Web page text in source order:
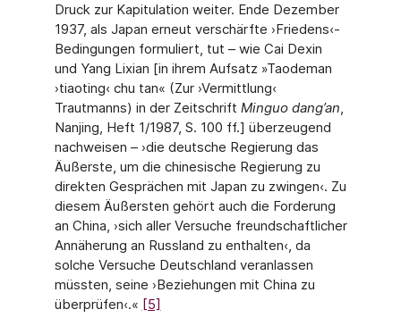
Druck zur Kapitulation weiter. Ende Dezember
1937, als Japan erneut verschärfte ›Friedens‹-
Bedingungen formuliert, tut – wie Cai Dexin
und Yang Lixian [in ihrem Aufsatz »Taodeman
›tiaoting‹ chu tan« (Zur ›Vermittlung‹
Trautmanns) in der Zeitschrift Minguo dang’an,
Nanjing, Heft 1/1987, S. 100 ff.] überzeugend
nachweisen – ›die deutsche Regierung das
Äußerste, um die chinesische Regierung zu
direkten Gesprächen mit Japan zu zwingen‹. Zu
diesem Äußersten gehört auch die Forderung
an China, ›sich aller Versuche freundschaftlicher
Annäherung an Russland zu enthalten‹, da
solche Versuche Deutschland veranlassen
müssten, seine ›Beziehungen mit China zu
überprüfen‹.« [5]